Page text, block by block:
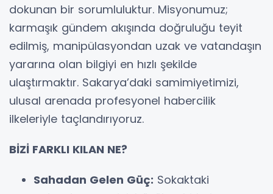
dokunan bir sorumluluktur. Misyonumuz;
karmaşık gündem akışında doğruluğu teyit
edilmiş, manipülasyondan uzak ve vatandaşın
yararına olan bilgiyi en hızlı şekilde
ulaştırmaktır. Sakarya’daki samimiyetimizi,
ulusal arenada profesyonel habercilik
ilkeleriyle taçlandırıyoruz.
BİZİ FARKLI KILAN NE?
Sahadan Gelen Güç: Sokaktaki